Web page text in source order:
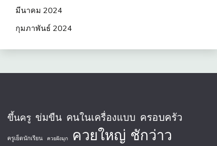
มีนาคม 2024
กุมภาพันธ์ 2024
ขึ้นครู ข่มขืน คนในเครื่องแบบ ครอบครัว
ครูเย็ดนักเรียน ควยฝังมุก ควยใหญ่ ชักว่าว